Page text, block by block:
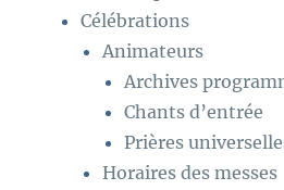
Célébrations
Animateurs
Archives
Chants d’entrée
Prières
Horaires des messes